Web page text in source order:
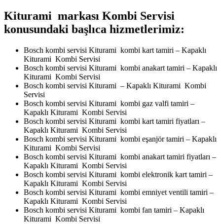
Kiturami markası Kombi Servisi
konusundaki başlıca hizmetlerimiz:
Bosch kombi servisi Kiturami kombi kart tamiri – Kapaklı
Kiturami Kombi Servisi
Bosch kombi servisi Kiturami kombi anakart tamiri – Kapaklı
Kiturami Kombi Servisi
Bosch kombi servisi Kiturami – Kapaklı Kiturami Kombi
Servisi
Bosch kombi servisi Kiturami kombi gaz valfi tamiri –
Kapaklı Kiturami Kombi Servisi
Bosch kombi servisi Kiturami kombi kart tamiri fiyatları –
Kapaklı Kiturami Kombi Servisi
Bosch kombi servisi Kiturami kombi eşanjör tamiri – Kapaklı
Kiturami Kombi Servisi
Bosch kombi servisi Kiturami kombi anakart tamiri fiyatları –
Kapaklı Kiturami Kombi Servisi
Bosch kombi servisi Kiturami kombi elektronik kart tamiri –
Kapaklı Kiturami Kombi Servisi
Bosch kombi servisi Kiturami kombi emniyet ventili tamiri –
Kapaklı Kiturami Kombi Servisi
Bosch kombi servisi Kiturami kombi fan tamiri – Kapaklı
Kiturami Kombi Servisi